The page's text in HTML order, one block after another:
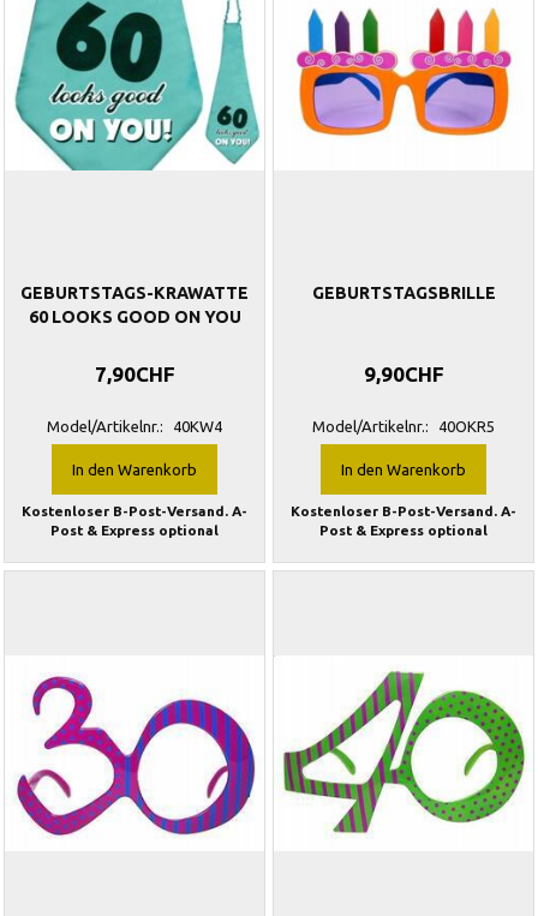
GEBURTSTAGS-KRAWATTE
60 LOOKS GOOD ON YOU
7,90CHF
Model/Artikelnr.: 40KW4
In den Warenkorb
Kostenloser B-Post-Versand. A-
Post & Express optional
GEBURTSTAGSBRILLE
9,90CHF
Model/Artikelnr.: 40OKR5
In den Warenkorb
Kostenloser B-Post-Versand. A-
Post & Express optional